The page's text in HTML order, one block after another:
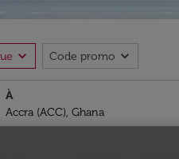
expand_more Code promo expand_more
À